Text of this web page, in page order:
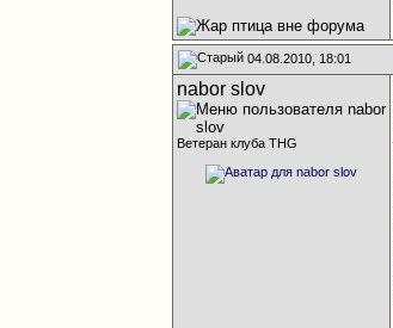
04.08.2010, 18:01
nabor slov
Ветеран клуба THG